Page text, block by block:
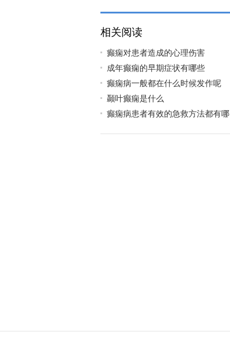
相关阅读
癫痫对患者造成的心理伤害
成年癫痫的早期症状有哪些
癫痫病一般都在什么时候发作呢
颞叶癫痫是什么
癫痫病患者有效的急救方法都有哪